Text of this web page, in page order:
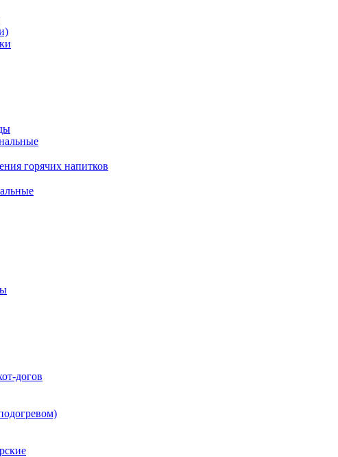
горячих напитков
догов